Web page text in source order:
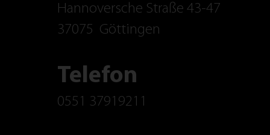
0551 37919211
Telefon
Göttingen
37075
Hannoversche Straße 43-47